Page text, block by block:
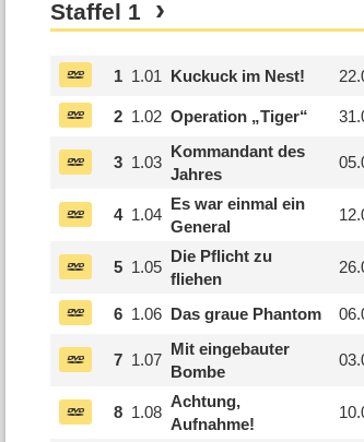
Staffel 1
1 1.01 Kuckuck im Nest!
2 1.02 Operation „Tiger“
3 1.03
Kommandant des
Jahres
4 1.04
Es war einmal ein
General
5 1.05
Die Pflicht zu
fliehen
6 1.06 Das graue Phantom
7 1.07
Mit eingebauter
Bombe
8 1.08
Achtung,
Aufnahme!